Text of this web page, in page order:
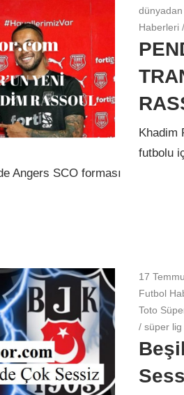
Haberleri
Khadim
futbolu
Angers SCO forması
17
Futbol
Toto
/süper